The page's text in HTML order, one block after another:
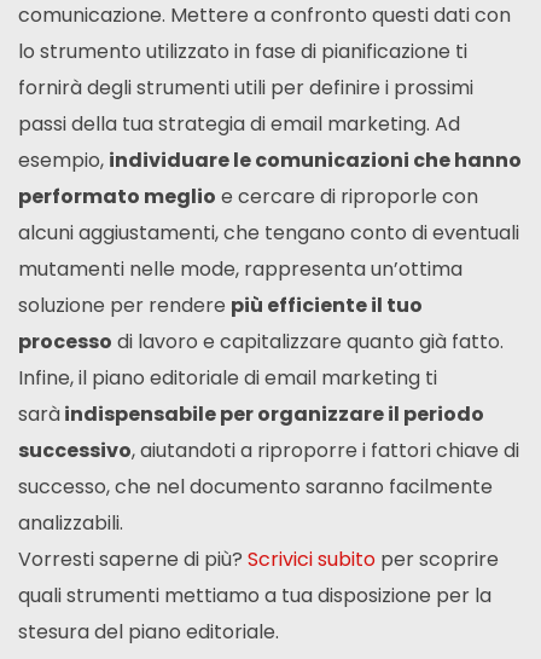
comunicazione. Mettere a confronto questi dati con
lo strumento utilizzato in fase di pianificazione ti
fornirà degli strumenti utili per definire i prossimi
passi della tua strategia di email marketing. Ad
esempio, individuare le comunicazioni che hanno
performato meglio e cercare di riproporle con
alcuni aggiustamenti, che tengano conto di eventuali
mutamenti nelle mode, rappresenta un’ottima
soluzione per rendere più efficiente il tuo
processo di lavoro e capitalizzare quanto già fatto.
Infine, il piano editoriale di email marketing ti
saràindispensabile per organizzare il periodo
successivo, aiutandoti a riproporre i fattori chiave di
successo, che nel documento saranno facilmente
analizzabili.
Vorresti saperne di più? Scrivici subito per scoprire
quali strumenti mettiamo a tua disposizione per la
stesura del piano editoriale.